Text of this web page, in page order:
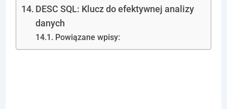
DESC SQL: Klucz do efektywnej analizy
danych
Powiązane wpisy: